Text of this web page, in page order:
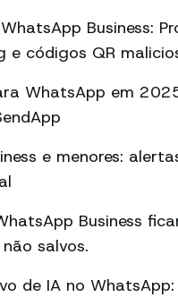
Business:
e códigos QR
WhatsApp em
e menores:
Business
salvos.
de IA no WhatsApp: